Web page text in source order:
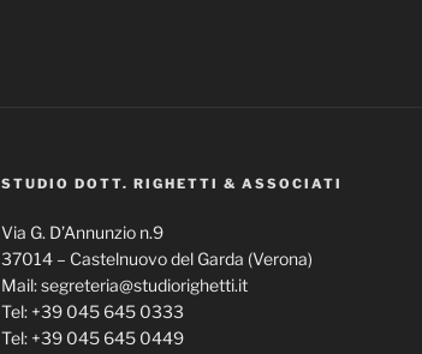
STUDIO DOTT. RIGHETTI & ASSOCIATI
Via G. D’Annunzio n.9
37014 – Castelnuovo del Garda (Verona)
Mail: segreteria@studiorighetti.it
Tel: +39 045 645 0333
Tel: +39 045 645 0449